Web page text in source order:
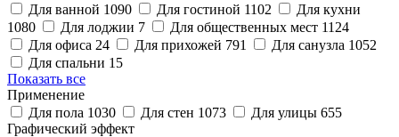
Для ванной 1090 Для гостиной 1102
Для кухни
1080
Для лоджии 7 Для общественных мест 1124
Для офиса 24 Для прихожей 791 Для санузла 1052
Для спальни 15
Показать все
Применение
Для пола 1030 Для стен 1073 Для улицы 655
Графический эффект